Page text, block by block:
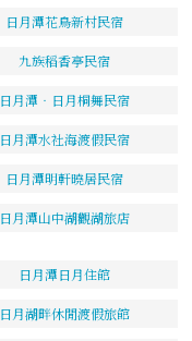
日月潭花鳥新村民宿
九族稻香亭民宿
日月潭‧日月桐舞民宿
日月潭水社海渡假民宿
日月潭明軒曉居民宿
日月潭山中湖觀湖旅店
日月潭日月住館
日月湖畔休閒渡假旅館